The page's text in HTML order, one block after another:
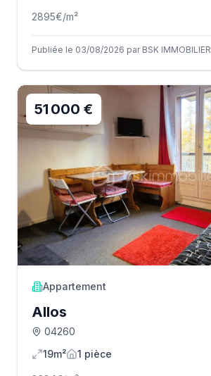
2895€/m²
Publiée le 03/08/2026 par BSK IMMOBILIER
51 000 €
Appartement
Allos
04260
19m²
1 pièce